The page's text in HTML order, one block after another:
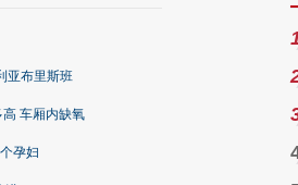
亚布里斯班
车厢内缺氧
孕妇